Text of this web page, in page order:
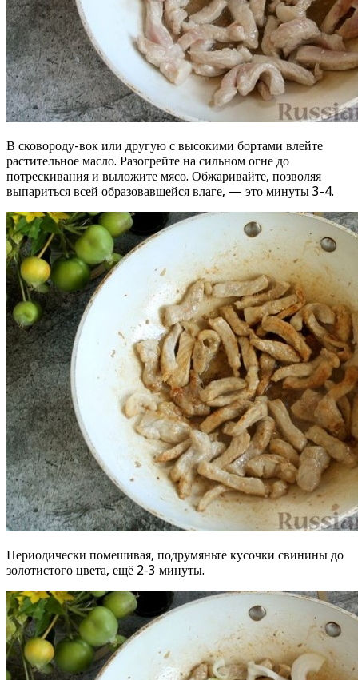
В сковороду-вок или другую с высокими бортами влейте
растительное масло. Разогрейте на сильном огне до
потрескивания и выложите мясо. Обжаривайте, позволяя
выпариться всей образовавшейся влаге, — это минуты 3-4.
Периодически помешивая, подрумяньте кусочки свинины до
золотистого цвета, ещё 2-3 минуты.